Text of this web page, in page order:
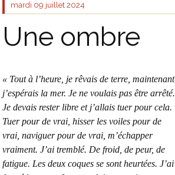
mardi 09 juillet 2024
Une ombre
« Tout à l’heure, je rêvais de terre, maintenant
j’espérais la mer. Je ne voulais pas être arrêté.
Je devais rester libre et j’allais tuer pour cela.
Tuer pour de vrai, hisser les voiles pour de
vrai, naviguer pour de vrai, m’échapper
vraiment. J’ai tremblé. De froid, de peur, de
fatigue. Les deux coques se sont heurtées. J’ai